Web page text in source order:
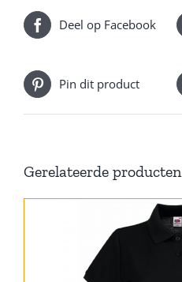
Deel op Facebook
Pin dit product
Gerelateerde producten